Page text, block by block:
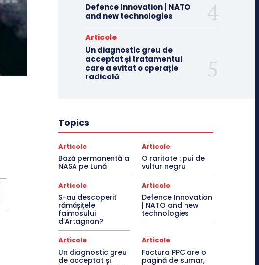
Defence Innovation | NATO
and new technologies
Articole
Un diagnostic greu de
acceptat și tratamentul
care a evitat o operație
radicală
Topics
Articole
Bază permanentă a
NASA pe Lună
Articole
O raritate : pui de
vultur negru
Articole
S-au descoperit
rămășițele
faimosului
d’Artagnan?
Articole
Defence Innovation
| NATO and new
technologies
Articole
Un diagnostic greu
de acceptat și
Articole
Factura PPC are o
pagină de sumar,